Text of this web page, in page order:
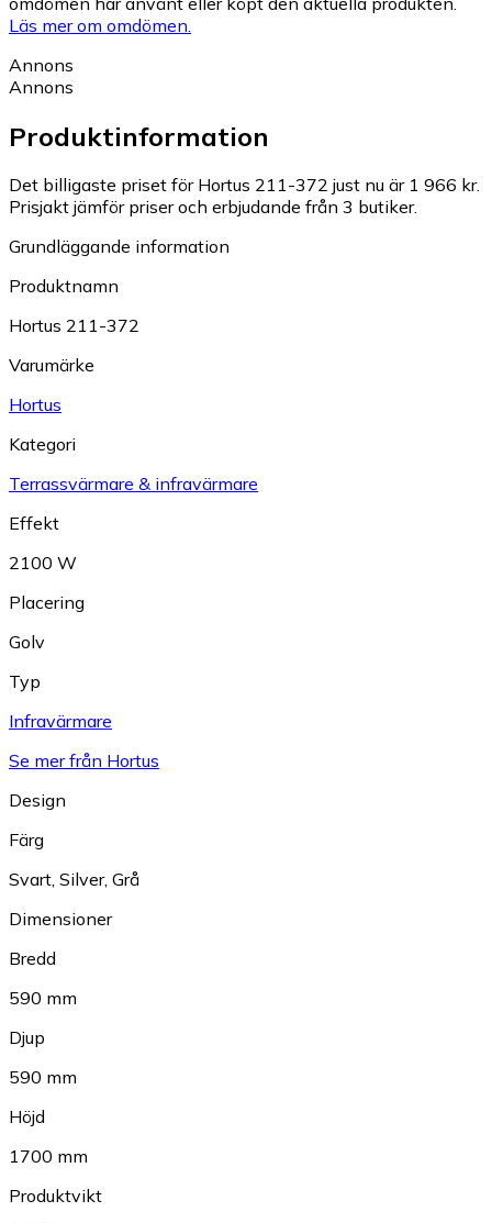
Läs mer om omdömen.
Annons
Annons
Produktinformation
Det billigaste priset för Hortus 211-372 just nu är 1 966 kr.
Prisjakt jämför priser och erbjudande från 3 butiker.
Grundläggande information
Produktnamn
Hortus 211-372
Varumärke
Hortus
Kategori
Terrassvärmare & infravärmare
Effekt
2100 W
Placering
Golv
Typ
Infravärmare
Se mer från Hortus
Design
Färg
Svart, Silver, Grå
Dimensioner
Bredd
590 mm
Djup
590 mm
Höjd
1700 mm
Produktvikt